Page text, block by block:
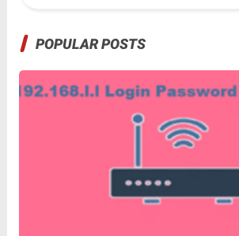
POPULAR POSTS